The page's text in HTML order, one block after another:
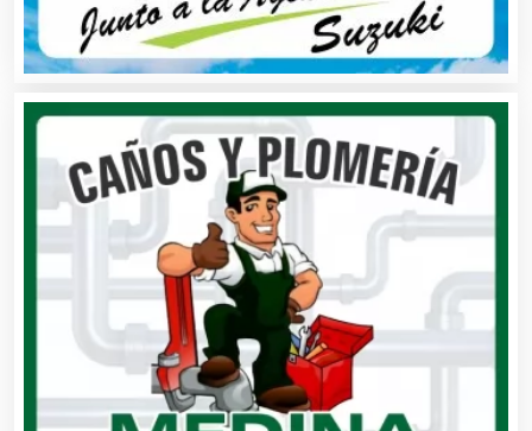
Análisis Clínicos
Análisis de Aguas
Animadores de Eventos